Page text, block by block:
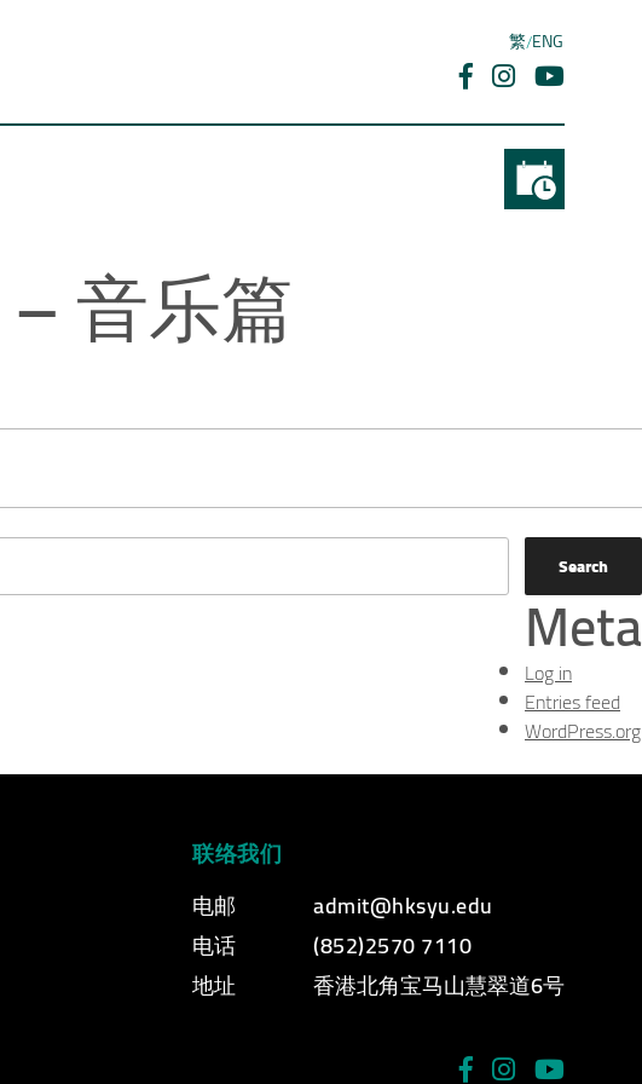
繁 ENG
– 音乐篇
Meta
Log in
Entries feed
WordPress.org
联络我们
电邮
admit@hksyu.edu
电话
(852)2570 7110
地址
香港北角宝马山慧翠道6号